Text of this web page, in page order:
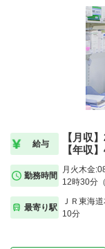
給与
【月収
【年収
勤務時間
月火木金
12時30分
最寄り駅
ＪＲ東海
10分